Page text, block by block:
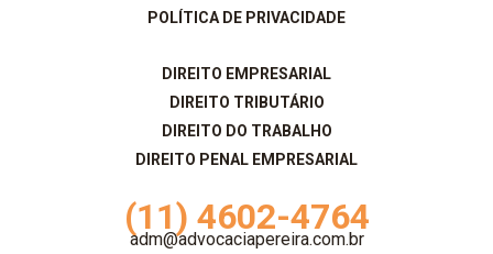
POLÍTICA DE PRIVACIDADE
DIREITO EMPRESARIAL
DIREITO TRIBUTÁRIO
DIREITO DO TRABALHO
DIREITO PENAL EMPRESARIAL
(11) 4602-4764
adm@advocaciapereira.com.br